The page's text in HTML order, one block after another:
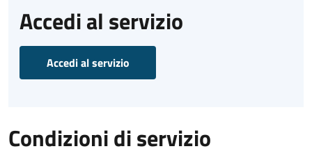
Accedi al servizio
Accedi al servizio
Condizioni di servizio